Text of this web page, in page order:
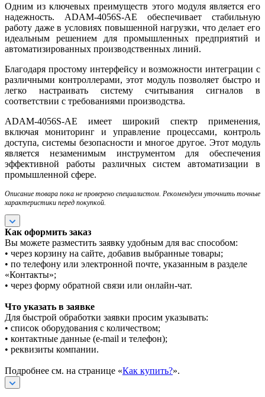
Одним из ключевых преимуществ этого модуля является его
надежность. ADAM-4056S-AE обеспечивает стабильную
работу даже в условиях повышенной нагрузки, что делает его
идеальным решением для промышленных предприятий и
автоматизированных производственных линий.
Благодаря простому интерфейсу и возможности интеграции с
различными контроллерами, этот модуль позволяет быстро и
легко настраивать систему считывания сигналов в
соответствии с требованиями производства.
ADAM-4056S-AE имеет широкий спектр применения,
включая мониторинг и управление процессами, контроль
доступа, системы безопасности и многое другое. Этот модуль
является незаменимым инструментом для обеспечения
эффективной работы различных систем автоматизации в
промышленной сфере.
Описание товара пока не проверено специалистом. Рекомендуем уточнить точные
характеристики перед покупкой.
Как оформить заказ
Вы можете разместить заявку удобным для вас способом:
• через корзину на сайте, добавив выбранные товары;
• по телефону или электронной почте, указанным в разделе
«Контакты»;
• через форму обратной связи или онлайн-чат.
Что указать в заявке
Для быстрой обработки заявки просим указывать:
• список оборудования с количеством;
• контактные данные (e-mail и телефон);
• реквизиты компании.
Подробнее см. на странице «Как купить?».